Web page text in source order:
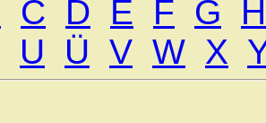
C D E F G
H
U Ü V W X